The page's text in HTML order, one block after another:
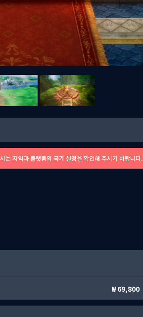
는 지역과 플랫폼의 국가 설정을 확인해 주시기 바랍니다.
69,800